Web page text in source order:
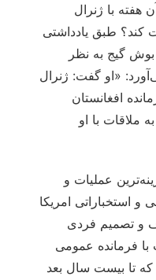
هفته با ژنرال
کند؟ طبق یادداشتی
گیج به نظر
«او گفت: ژنرال
افغانستان
با او
عملیات و
استخباراتی امریکا
و تصمیم فردی
فرمانده عمومی
تا بیست سال بعد